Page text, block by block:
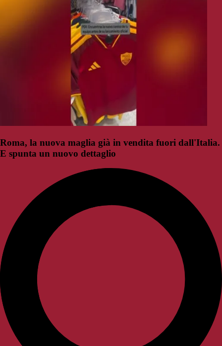
Roma, la nuova maglia già in vendita fuori dall'Italia.
E spunta un nuovo dettaglio